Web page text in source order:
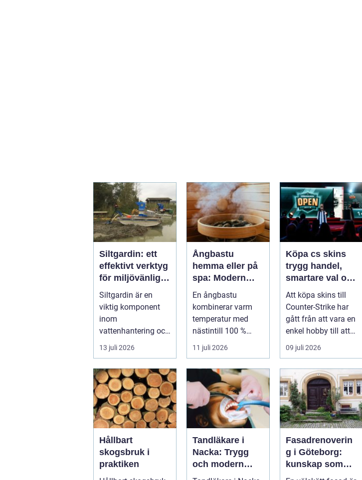
Siltgardin: ett
effektivt verktyg
för miljövänlig
vattenhantering
Siltgardin är en
viktig komponent
inom
vattenhantering och
miljöskydd, särskilt i
verksamheter som
i...
13 juli 2026
Ångbastu
hemma eller på
spa: Modern
återhämtning
med uråldrig
En ångbastu
kombinerar varm
temperatur med
nästintill 100 %
luftfuktighet för att
sk...
11 juli 2026
Köpa cs skins
trygg handel,
smartare val och
bättre affärer
Att köpa skins till
Counter-Strike har
gått från att vara en
enkel hobby till att
bli en egen liten ...
09 juli 2026
Hållbart
skogsbruk i
praktiken
Tandläkare i
Nacka: Trygg
och modern
tandvård nära
Fasadrenoverin
g i Göteborg:
kunskap som
lönar sig på lång